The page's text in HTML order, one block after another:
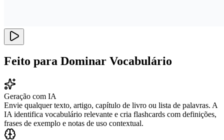
Feito para Dominar Vocabulário
Geração com IA
Envie qualquer texto, artigo, capítulo de livro ou lista de palavras. A
IA identifica vocabulário relevante e cria flashcards com definições,
frases de exemplo e notas de uso contextual.